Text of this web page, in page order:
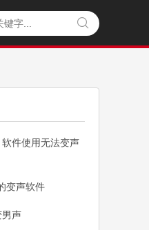

件使用无法变声
变声软件
男声